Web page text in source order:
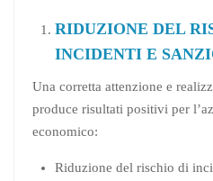
RIDUZIONE DEL
INCIDENTI E
Una corretta attenzione e
produce risultati positivi per
economico:
Riduzione del rischio di